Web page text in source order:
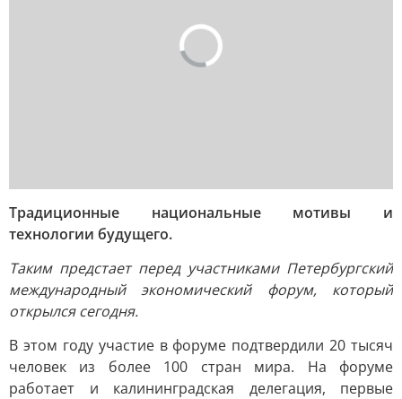
Традиционные национальные мотивы и
технологии будущего.
Таким предстает перед участниками Петербургский
международный экономический форум, который
открылся сегодня.
В этом году участие в форуме подтвердили 20 тысяч
человек из более 100 стран мира. На форуме
работает и калининградская делегация, первые